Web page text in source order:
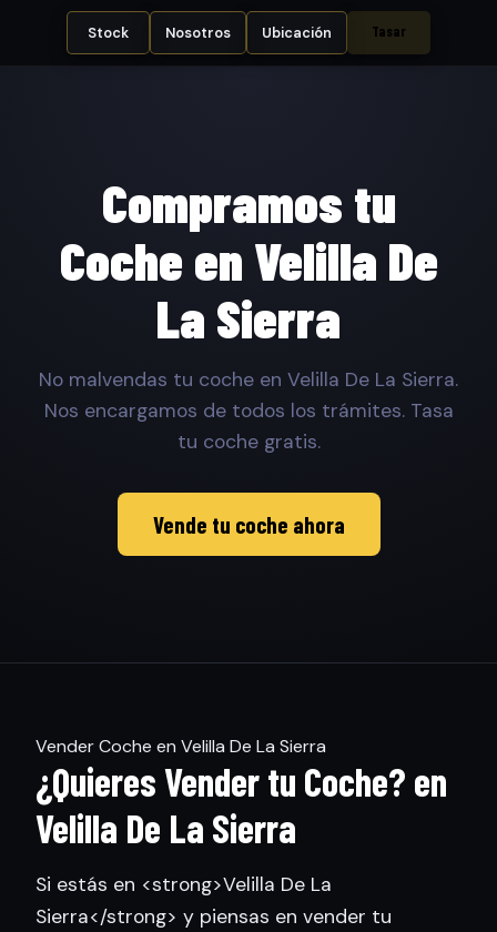
Stock Nosotros Ubicación Tasar
Compramos tu
Coche en Velilla De
La Sierra
No malvendas tu coche en Velilla De La Sierra.
Nos encargamos de todos los trámites. Tasa
tu coche gratis.
Vende tu coche ahora
Vender Coche en Velilla De La Sierra
¿Quieres Vender tu Coche? en
Velilla De La Sierra
Si estás en <strong>Velilla De La
Sierra</strong> y piensas en vender tu